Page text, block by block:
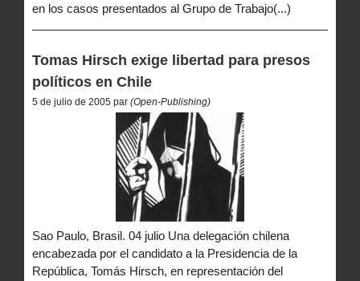
en los casos presentados al Grupo de Trabajo(...)
Tomas Hirsch exige libertad para presos
políticos en Chile
5 de julio de 2005 par (Open-Publishing)
Sao Paulo, Brasil. 04 julio Una delegación chilena
encabezada por el candidato a la Presidencia de la
República, Tomás Hirsch, en representación del